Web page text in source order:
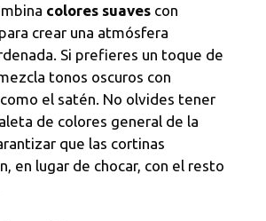
colores suaves con
crear una atmósfera
Si prefieres un toque de
tonos oscuros con
el satén. No olvides tener
de colores general de la
que las cortinas
en lugar de chocar, con el resto